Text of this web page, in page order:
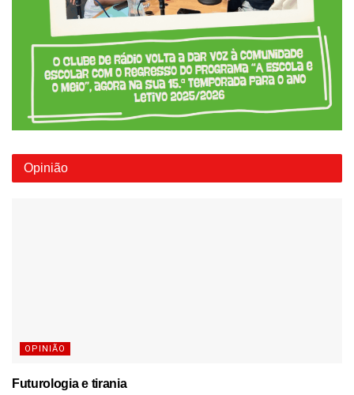
Opinião
OPINIÃO
Futurologia e tirania